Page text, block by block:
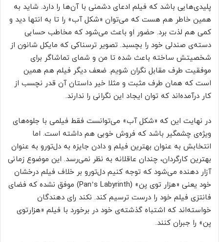
پلیدی‌هایی باشد که فیلم ادعای دشمنی با آن‌ها را دارد. شاید به
همین خاطر هم هست که می‌توان «شکل آب» را تا به انتها دید و
کمی هم لذت برد. حضور او باعث می‌شود که مخاطب حسابی
دسته‌ی صندلی خود را بچسبد. تصویر ترسناکی که مایکل شانون از
شخصیتش ساخته باعث شده تا من و شمای تماشاگر برای
موفقیت طرف مقابل نگران شویم. ضعف دیگر فیلم هم همین
است که همان طرف مثبت و مثلا خیر داستان آن قدر نچسب از
کار درآمده‌اند که توان ایجاد این نگرانی را ندارند.
در نهایت این که «شکل آب» می‌توانست فقط فیلمی با جلوه‌های
ویژه‌ی چشمگیر باشد که فروش خوبی هم داشته است. اما
انتخابش به عنوان بهترین فیلم و دادن جایزه به دل‌تورو به عنوان
بهترین کارگردان، چندان عاقلانه به نظر نمی‌رسد. این موضوع زمانی
آزار دهنده می‌شود که توجه کنیم دل‌تورو بر خلاف فیلم درخشان
خود یعنی «هزار توی پن» (Pan’s Labyrinth) موفق نشده که فضای
فانتزی فیلم خود را درست ترسیم کند. نکند رای دهندگان
خواسته‌اند که اشتباه گذشته‌ی خود در برخورد با فیلم «هزارتوی
پن» را جبران کنند.